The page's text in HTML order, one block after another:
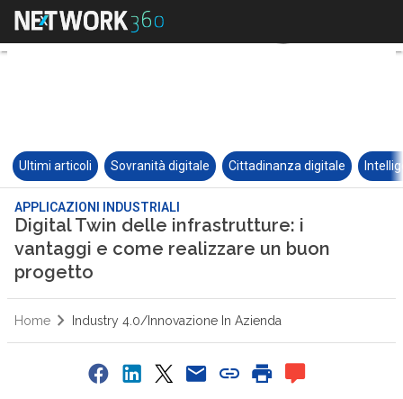
Ultimi articoli Sovranità digitale Cittadinanza digitale
APPLICAZIONI INDUSTRIALI
Digital Twin delle infrastrutture: i
vantaggi e come realizzare un buon
progetto
Home Industry 4.0/Innovazione In Azienda